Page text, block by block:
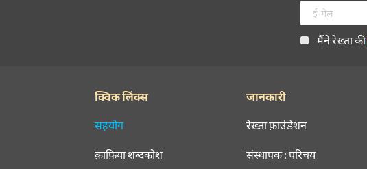
मैंने रेख़्ता की
क्विक लिंक्स
सहयोग
क़ाफ़िया शब्दकोश
जानकारी
रेख़्ता फ़ाउंडेशन
संस्थापक : परिचय